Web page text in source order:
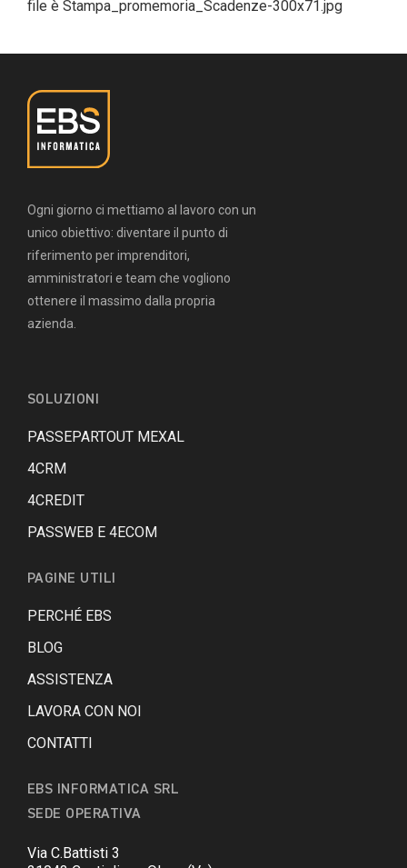
Ogni giorno ci mettiamo al lavoro con un
unico obiettivo: diventare il punto di
riferimento per imprenditori,
amministratori e team che vogliono
ottenere il massimo dalla propria
azienda.
SOLUZIONI
PASSEPARTOUT MEXAL
4CRM
4CREDIT
PASSWEB E 4ECOM
PAGINE UTILI
PERCHÉ EBS
BLOG
ASSISTENZA
LAVORA CON NOI
CONTATTI
EBS INFORMATICA SRL
SEDE OPERATIVA
Via C.Battisti 3